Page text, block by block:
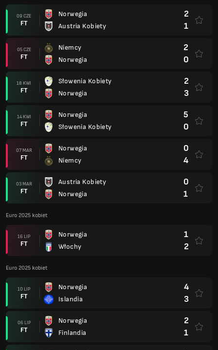
09 CZE
FT
Norwegia
Austria Kobiety
2
1
05 CZE
FT
Niemcy
Norwegia
2
0
18 KWI
FT
Słowenia Kobiety
Norwegia
2
3
14 KWI
FT
Norwegia
Słowenia Kobiety
5
0
07 MAR
FT
Norwegia
Niemcy
0
4
03 MAR
FT
Austria Kobiety
Norwegia
0
1
Euro 2025 kobiet
16 LIP
FT
Norwegia
Włochy
1
2
Euro 2025 kobiet
10 LIP
FT
Norwegia
Islandia
4
3
06 LIP
FT
Norwegia
Finlandia
2
1